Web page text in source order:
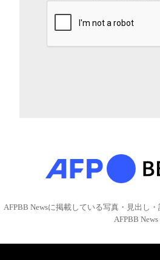
AFPBB Newsに掲載している写真・見出し
AFPBB News